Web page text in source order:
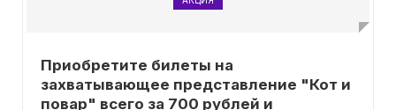
Приобретите билеты на
захватывающее представление "Кот и
повар" всего за 700 рублей и